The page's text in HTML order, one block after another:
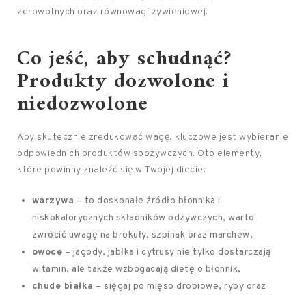
zdrowotnych oraz równowagi żywieniowej.
Co jeść, aby schudnąć?
Produkty dozwolone i
niedozwolone
Aby skutecznie zredukować wagę, kluczowe jest wybieranie
odpowiednich produktów spożywczych. Oto elementy,
które powinny znaleźć się w Twojej diecie:
warzywa – to doskonałe źródło błonnika i
niskokalorycznych składników odżywczych, warto
zwrócić uwagę na brokuły, szpinak oraz marchew,
owoce – jagody, jabłka i cytrusy nie tylko dostarczają
witamin, ale także wzbogacają dietę o błonnik,
chude białka – sięgaj po mięso drobiowe, ryby oraz